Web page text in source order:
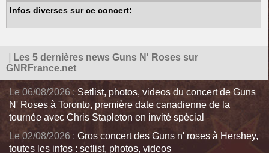
Infos diverses sur ce concert:
Les 5 dernières news Guns N' Roses sur
GNRFrance.net
Le 06/08/2026 :Setlist, photos, videos du concert de Guns
N' Roses à Toronto, première date canadienne de la
tournée avec Chris Stapleton en invité spécial
Le 02/08/2026 : Gros concert des Guns n' roses à Hershey,
toutes les infos : setlist, photos, videos